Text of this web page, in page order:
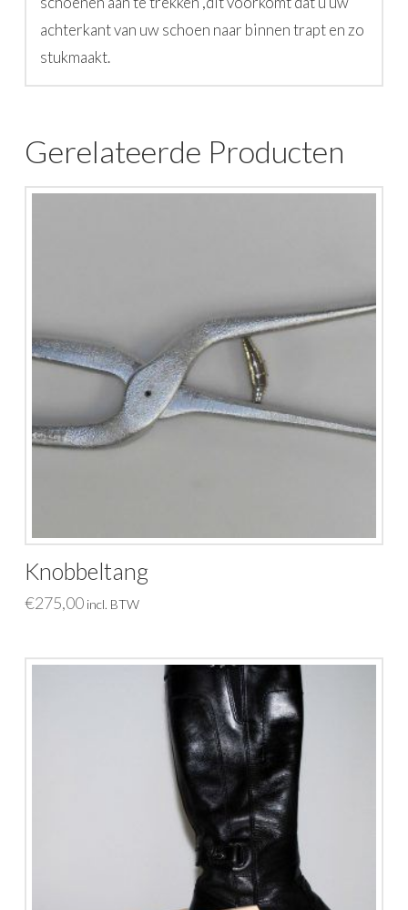
achterkant van uw schoen naar binnen trapt en zo
stukmaakt.
Gerelateerde Producten
Knobbeltang
€275,00 incl. BTW